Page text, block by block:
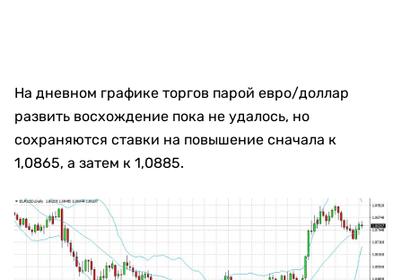
На дневном графике торгов парой евро/доллар
развить восхождение пока не удалось, но
сохраняются ставки на повышение сначала к
1,0865, а затем к 1,0885.